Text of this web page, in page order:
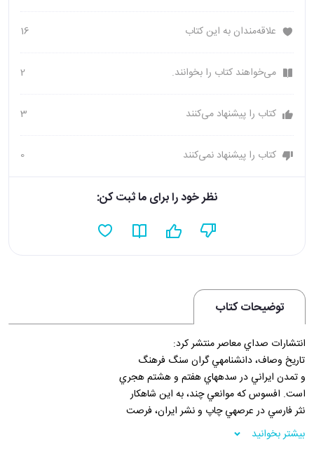
علاقه‌مندان به این کتاب 16
می‌خواهند کتاب را بخوانند. 2
کتاب را پیشنهاد می‌کنند 3
کتاب را پیشنهاد نمی‌کنند 0
نظر خود را برای ما ثبت کن:
توضیحات کتاب
انتشارات صداي معاصر منتشر کرد:
تاريخ وصاف، دانشنامه­ي گران سنگ فرهنگ
و تمدن ايراني در سده­هاي هفتم و هشتم هجري
است. افسوس که موانعي چند، به اين شاهکار
نثر فارسي در عرصه­ي چاپ و نشر ايران، فرصت
خودنمايي نداده و تاريخ و ادبيات ايران از اين گنجينه­ي
بزرگ، محروم مانده است. وصف وصاف، کوشيده است
بیشتر بخوانید